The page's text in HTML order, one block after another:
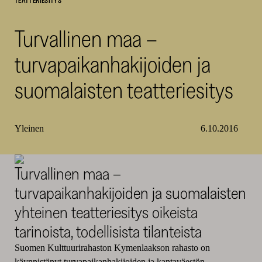
Turvallinen maa –
turvapaikanhakijoiden ja
suomalaisten teatteriesitys
Yleinen 6.10.2016
Turvallinen maa –
turvapaikanhakijoiden ja suomalaisten
yhteinen teatteriesitys oikeista
tarinoista, todellisista tilanteista
Suomen Kulttuurirahaston Kymenlaakson rahasto on